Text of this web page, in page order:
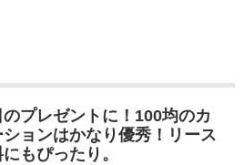
プレゼントに！100均のカ
ションはかなり優秀！リース
もぴったり。